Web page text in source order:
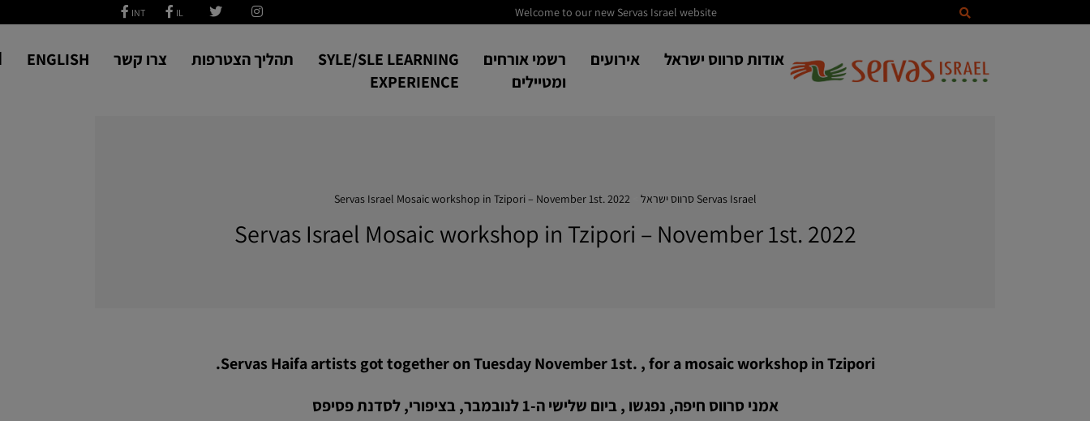
Welcome to our new Servas Israel website
ENGLISH צרו קשר תהליך הצטרפות
SYLE/SLE LEARNING
EXPERIENCE
רשמי אורחים
ומטיילים
אירועים אודות סרווס ישראל
Servas Israel סרווס ישראל Servas Israel Mosaic workshop in Tzipori – November 1st. 2022
Servas Israel Mosaic workshop in Tzipori – November 1st. 2022
Servas Haifa artists got together on Tuesday November 1st. , for a mosaic workshop in Tzipori.
אמני סרווס חיפה, נפגשו , ביום שלישי ה-1 לנובמבר, בציפורי, לסדנת פסיפס